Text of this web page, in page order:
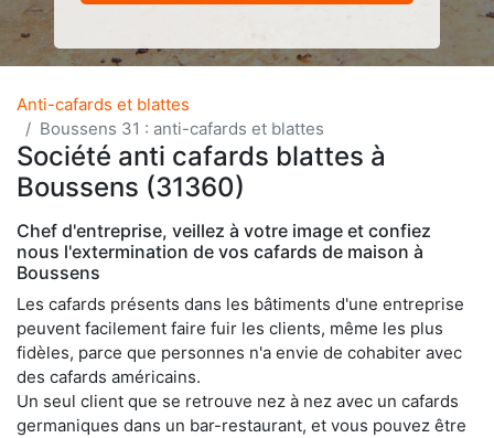
Anti-cafards et blattes
Boussens 31 : anti-cafards et blattes
Société anti cafards blattes à
Boussens (31360)
Chef d'entreprise, veillez à votre image et confiez
nous l'extermination de vos cafards de maison à
Boussens
Les cafards présents dans les bâtiments d'une entreprise
peuvent facilement faire fuir les clients, même les plus
fidèles, parce que personnes n'a envie de cohabiter avec
des cafards américains.
Un seul client que se retrouve nez à nez avec un cafards
germaniques dans un bar-restaurant, et vous pouvez être